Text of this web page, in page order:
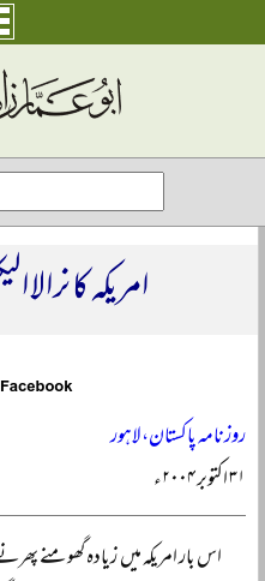
امریکہ کا
روزنامہ پاکستان، لاہور
۳۱ اکتوبر ۲۰۰۴ء
اس بار امریکہ میں زیادہ گھومنے